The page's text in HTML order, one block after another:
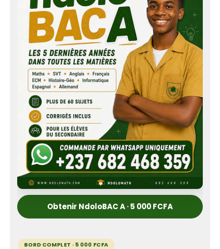
Obtenir NdoloBAC A · 5 000 FCFA
BORD COMPLET · 5 000 FCFA